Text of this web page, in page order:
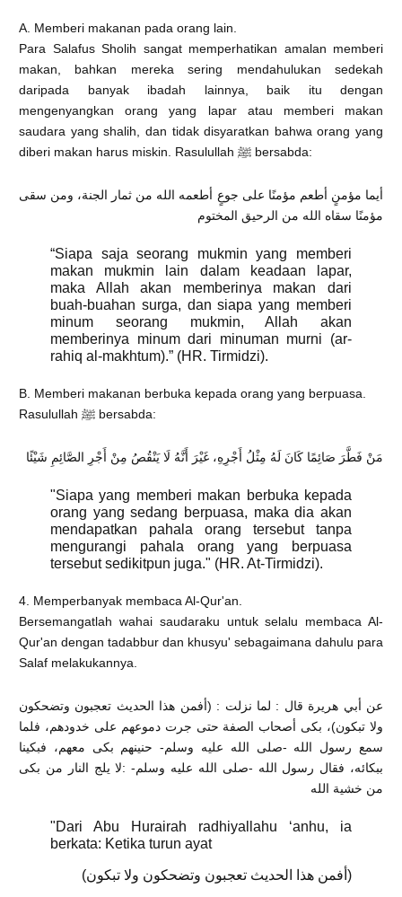
A. Memberi makanan pada orang lain.
Para Salafus Sholih sangat memperhatikan amalan memberi
makan, bahkan mereka sering mendahulukan sedekah
daripada banyak ibadah lainnya, baik itu dengan
mengenyangkan orang yang lapar atau memberi makan
saudara yang shalih, dan tidak disyaratkan bahwa orang yang
diberi makan harus miskin. Rasulullah ﷺ bersabda:
أيما مؤمنٍ أطعم مؤمنًا على جوعٍ أطعمه الله من ثمار الجنة، ومن سقى
مؤمنًا سقاه الله من الرحيق المختوم
“Siapa saja seorang mukmin yang memberi
makan mukmin lain dalam keadaan lapar,
maka Allah akan memberinya makan dari
buah-buahan surga, dan siapa yang memberi
minum seorang mukmin, Allah akan
memberinya minum dari minuman murni (ar-
rahiq al-makhtum).” (HR. Tirmidzi).
B. Memberi makanan berbuka kepada orang yang berpuasa.
Rasulullah ﷺ bersabda:
مَنْ فَطَّرَ صَائِمًا كَانَ لَهُ مِثْلُ أَجْرِهِ، غَيْرَ أَنَّهُ لَا يَنْقُصُ مِنْ أَجْرِ الصَّائِمِ شَيْئًا
"Siapa yang memberi makan berbuka kepada
orang yang sedang berpuasa, maka dia akan
mendapatkan pahala orang tersebut tanpa
mengurangi pahala orang yang berpuasa
tersebut sedikitpun juga." (HR. At-Tirmidzi).
4. Memperbanyak membaca Al-Qur'an.
Bersemangatlah wahai saudaraku untuk selalu membaca Al-
Qur'an dengan tadabbur dan khusyu' sebagaimana dahulu para
Salaf melakukannya.
عن أبي هريرة قال : لما نزلت : (أفمن هذا الحديث تعجبون وتضحكون
ولا تبكون)، بكى أصحاب الصفة حتى جرت دموعهم على خدودهم، فلما
سمع رسول الله -صلى الله عليه وسلم- حنينهم بكى معهم، فبكينا
ببكائه، فقال رسول الله -صلى الله عليه وسلم- :لا يلج النار من بكى
من خشية الله
"Dari Abu Hurairah radhiyallahu ‘anhu, ia
berkata: Ketika turun ayat
(أفمن هذا الحديث تعجبون وتضحكون ولا تبكون)